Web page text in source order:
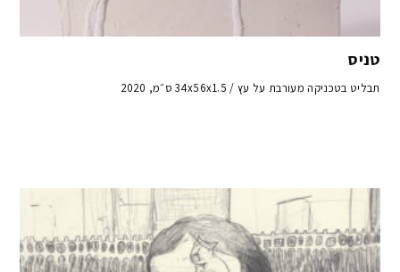
טניס
תבליט בטכניקה מעורבת על עץ / 34x56x1.5 ס״מ, 2020